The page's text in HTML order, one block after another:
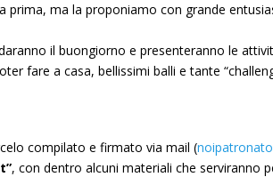
prima, ma la proponiamo con grande
il buongiorno e presenteranno le
fare a casa, bellissimi balli e tante
compilato e firmato via mail (
, con dentro alcuni materiali che serviranno